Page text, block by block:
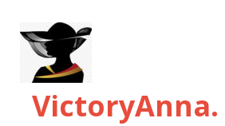
VictoryAnna.